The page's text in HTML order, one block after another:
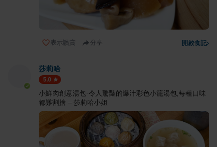
表示讚賞 分享 開啟食記›
莎莉哈
5.0
小鮮肉創意湯包-令人驚豔的爆汁彩色小籠湯包,每種口味
都難割捨 – 莎莉哈小姐